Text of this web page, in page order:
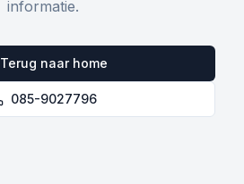
informatie.
Terug naar home
085-9027796